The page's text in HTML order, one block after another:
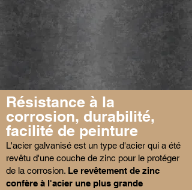
Résistance à la
corrosion, durabilité,
facilité de peinture
L'acier galvanisé est un type d'acier qui a été
revêtu d'une couche de zinc pour le protéger
de la corrosion. Le revêtement de zinc
confère à l'acier une plus grande